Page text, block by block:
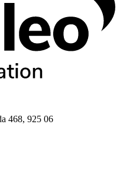
468, 925 06